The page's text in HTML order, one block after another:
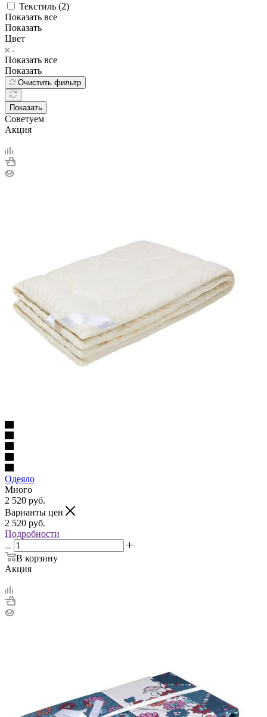
Текстиль (2)
Показать все
Показать
Цвет
Показать все
Показать
Очистить фильтр
Показать
Советуем
Акция
Одеяло
Много
2 520 руб.
Варианты цен
2 520 руб.
Подробности
В корзину
Акция